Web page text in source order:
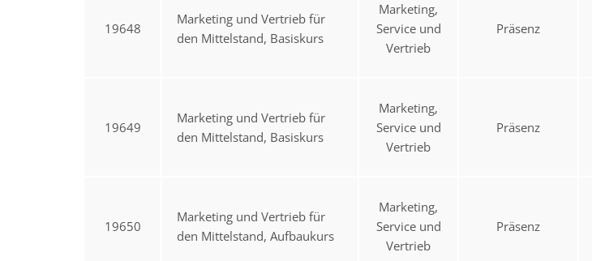
19648
Marketing und Vertrieb für
den Mittelstand, Basiskurs
Marketing,
Service und
Vertrieb
Präsenz
19649
Marketing und Vertrieb für
den Mittelstand, Basiskurs
Marketing,
Service und
Vertrieb
Präsenz
19650
Marketing und Vertrieb für
den Mittelstand, Aufbaukurs
Marketing,
Service und
Vertrieb
Präsenz